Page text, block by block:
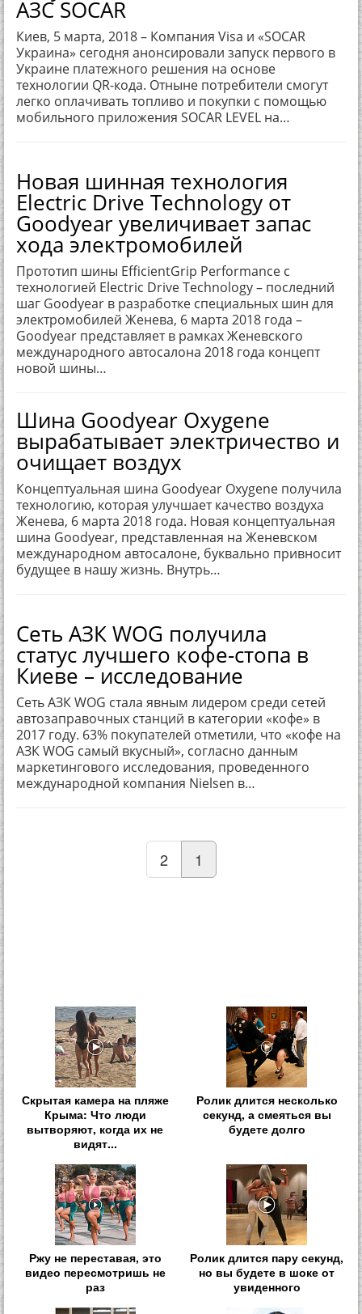
АЗС SOCAR
Киев, 5 марта, 2018 – Компания Visa и «SOCAR
Украина» сегодня анонсировали запуск первого в
Украине платежного решения на основе
технологии QR-кода. Отныне потребители смогут
легко оплачивать топливо и покупки с помощью
мобильного приложения SOCAR LEVEL на…
Новая шинная технология
Electric Drive Technology от
Goodyear увеличивает запас
хода электромобилей
Прототип шины EfficientGrip Performance с
технологией Electric Drive Technology – последний
шаг Goodyear в разработке специальных шин для
электромобилей Женева, 6 марта 2018 года –
Goodyear представляет в рамках Женевского
международного автосалона 2018 года концепт
новой шины…
Шина Goodyear Oxygene
вырабатывает электричество и
очищает воздух
Концептуальная шина Goodyear Oxygene получила
технологию, которая улучшает качество воздуха
Женева, 6 марта 2018 года. Новая концептуальная
шина Goodyear, представленная на Женевском
международном автосалоне, буквально привносит
будущее в нашу жизнь. Внутрь…
Сеть АЗК WOG получила
статус лучшего кофе-стопа в
Киеве – исследование
Сеть АЗК WOG стала явным лидером среди сетей
автозаправочных станций в категории «кофе» в
2017 году. 63% покупателей отметили, что «кофе на
АЗК WOG самый вкусный», согласно данным
маркетингового исследования, проведенного
международной компания Nielsen в…
2 1
Скрытая камера на пляже
Крыма: Что люди
вытворяют, когда их не
видят...
Ролик длится несколько
секунд, а смеяться вы
будете долго
Ржу не переставая, это
видео пересмотришь не
раз
Ролик длится пару секунд,
но вы будете в шоке от
увиденного